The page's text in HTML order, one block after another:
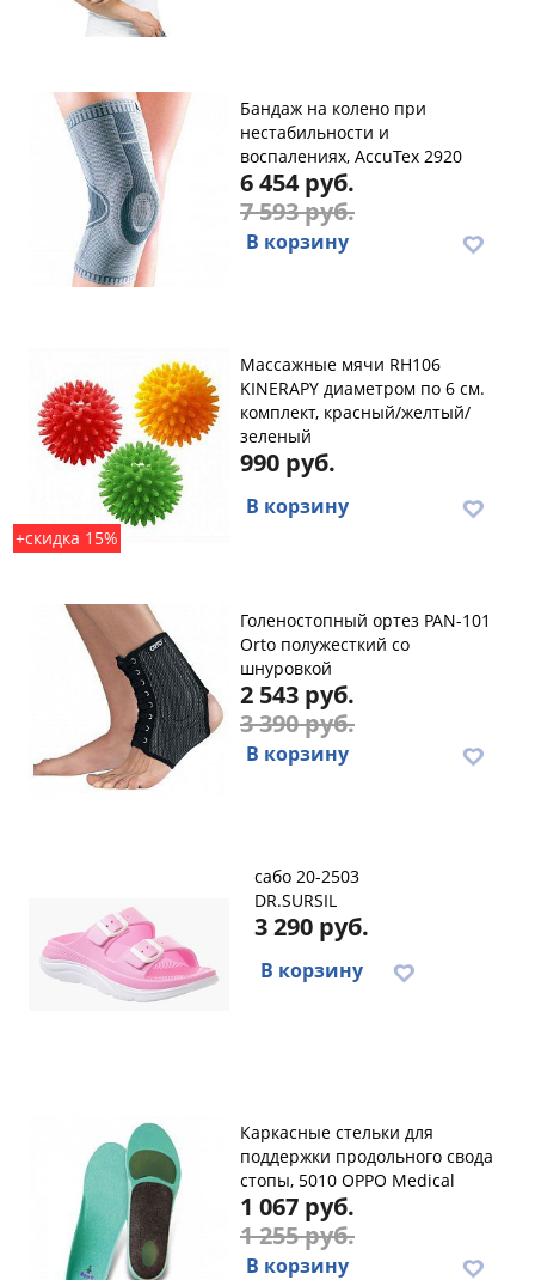
Бандаж на колено при
нестабильности и
воспалениях, AccuTex 2920
6 454 руб.
7 593 руб.
В корзину
+скидка 15%
Массажные мячи RH106
KINERAPY диаметром по 6 см.
комплект, красный/желтый/
зеленый
990 руб.
В корзину
Голеностопный ортез PAN-101
Orto полужесткий со
шнуровкой
2 543 руб.
3 390 руб.
В корзину
сабо 20-2503
DR.SURSIL
3 290 руб.
В корзину
Каркасные стельки для
поддержки продольного свода
стопы, 5010 OPPO Medical
1 067 руб.
1 255 руб.
В корзину